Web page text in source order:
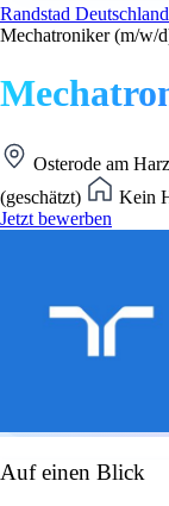
Randstad Deutschland
Mechatroniker (m/w/
Osterode am Harz
(geschätzt)
Kein
Jetzt bewerben
Auf einen Blick